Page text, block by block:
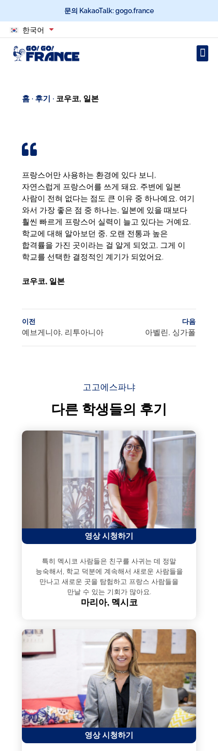
문의 KakaoTalk: gogo.france
한국어
홈· 후기 · 코우코, 일본
프랑스어만 사용하는 환경에 있다 보니,
자연스럽게 프랑스어를 쓰게 돼요. 주변에 일본
사람이 전혀 없다는 점도 큰 이유 중 하나예요. 여기
와서 가장 좋은 점 중 하나는, 일본에 있을 때보다
훨씬 빠르게 프랑스어 실력이 늘고 있다는 거예요.
학교에 대해 알아보던 중, 오랜 전통과 높은
합격률을 가진 곳이라는 걸 알게 되었고, 그게 이
학교를 선택한 결정적인 계기가 되었어요.
코우코, 일본
이전
예브게니야, 리투아니아
다음
아벨린, 싱가폴
고고에스파냐
다른 학생들의 후기
영상 시청하기
특히 멕시코 사람들은 친구를 사귀는 데 정말
능숙해서, 학교 덕분에 계속해서 새로운 사람들을
만나고 새로운 곳을 탐험하고 프랑스 사람들을
만날 수 있는 기회가 많아요.
마리아, 멕시코
영상 시청하기